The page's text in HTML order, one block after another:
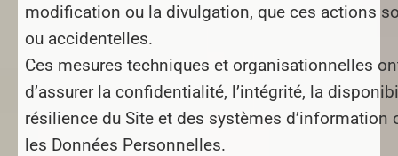
modification ou la divulgation, que ces actions
ou accidentelles.
Ces mesures techniques et organisationnelles
d’assurer la confidentialité, l’intégrité, la
résilience du Site et des systèmes d’information
les Données Personnelles.